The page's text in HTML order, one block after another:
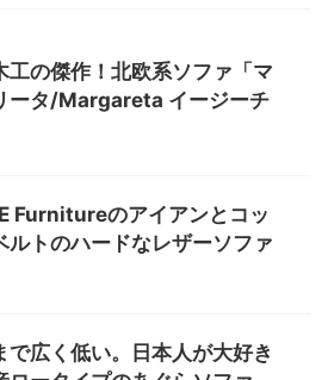
工の傑作！北欧系ソファ「マ
ータ/Margareta イージーチ
Furnitureのアイアンとコッ
ルトのハードなレザーソファ
で広く低い。日本人が大好き